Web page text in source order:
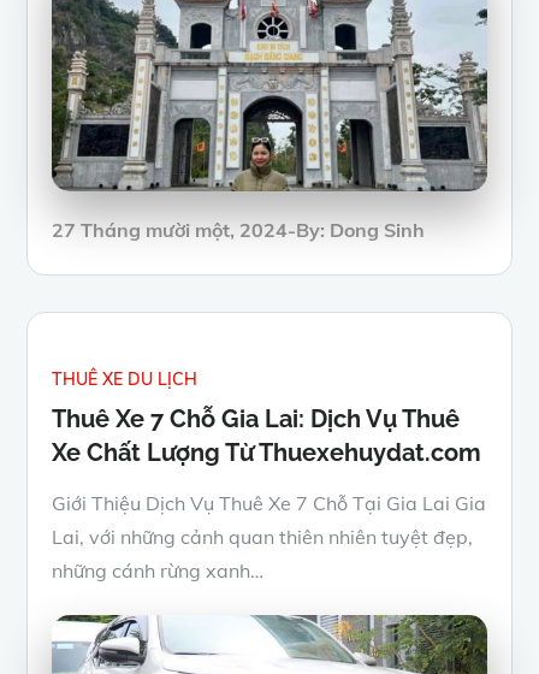
Posted
27 Tháng mười một, 2024 By: Dong Sinh
THUÊ XE DU LỊCH
Thuê Xe 7 Chỗ Gia Lai: Dịch Vụ Thuê
Xe Chất Lượng Từ Thuexehuydat.com
Giới Thiệu Dịch Vụ Thuê Xe 7 Chỗ Tại Gia Lai Gia
Lai, với những cảnh quan thiên nhiên tuyệt đẹp,
những cánh rừng xanh…